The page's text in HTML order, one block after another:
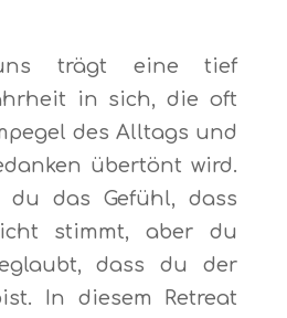
trägt eine tief
in sich, die oft
des Alltags und
übertönt wird.
du das Gefühl, dass
stimmt, aber du
dass du der
In diesem Retreat